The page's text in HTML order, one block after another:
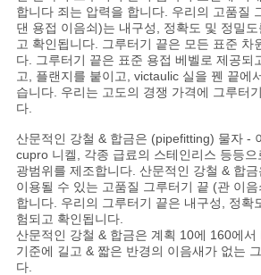
합니다 죄는 압력을 합니다. 우리의 고품질
댄 용접 이음쇠)는 내구성, 정확도 및 정밀
고 확인됩니다. 그루터기 끝은 모든 표준 차
다. 그루터기 끝은 표준 용접 베벨로 제공되
고, 플랜지를 붙이고, victaulic 실을 꿴 끝에
습니다. 우리는 고도의 경쟁 가격에 그루터
다.
산문적인 강철 & 합금은 (pipefitting) 물자 -
cupro 니켈, 각종 급료의 스테인리스 등등
광범위를 제조합니다. 산문적인 강철 & 합
이용될 수 있는 고품질 그루터기 끝 (관 이
합니다. 우리의 그루터기 끝은 내구성, 정확
험되고 확인됩니다.
산문적인 강철 & 합금은 계획 10에 160에서
기준에 길고 & 짧은 반경의 이음새가 없는
다.